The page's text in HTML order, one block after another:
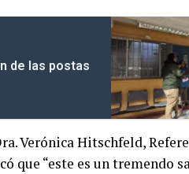
de las postas
Verónica Hitschfeld,
que “este es un tremendo